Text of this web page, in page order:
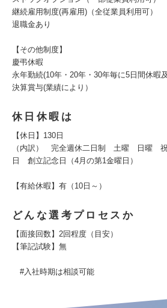
継続雇用制度(再雇用)（全従業員利用可）
退職金あり
【その他制度】
慶弔休暇
永年勤続(10年・20年・30年毎に5日間休暇
決算賞与(業績により）
休日休暇は
【休日】130日
（内訳） 完全週休二日制 土曜 日曜
日 創立記念日（4月の第1金曜日）
【有給休暇】有（10日～）
どんな選考プロセスか
【面接回数】2回程度（目安）
【筆記試験】無
#入社時期は相談可能